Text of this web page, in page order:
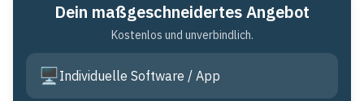
Dein maßgeschneidertes Angebot
Kostenlos und unverbindlich.
🖥️Individuelle Software / App